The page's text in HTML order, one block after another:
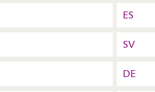
ES
SV
DE